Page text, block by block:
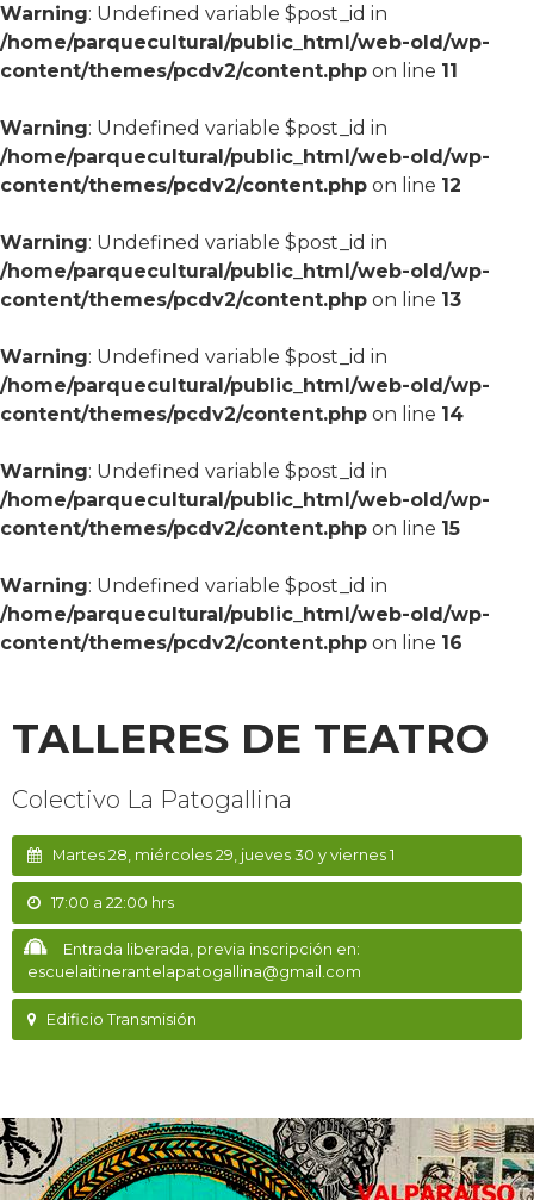
Warning: Undefined variable $post_id in
/home/parquecultural/public_html/web-old/wp-
content/themes/pcdv2/content.php on line 11
Warning: Undefined variable $post_id in
/home/parquecultural/public_html/web-old/wp-
content/themes/pcdv2/content.php on line 12
Warning: Undefined variable $post_id in
/home/parquecultural/public_html/web-old/wp-
content/themes/pcdv2/content.php on line 13
Warning: Undefined variable $post_id in
/home/parquecultural/public_html/web-old/wp-
content/themes/pcdv2/content.php on line 14
Warning: Undefined variable $post_id in
/home/parquecultural/public_html/web-old/wp-
content/themes/pcdv2/content.php on line 15
Warning: Undefined variable $post_id in
/home/parquecultural/public_html/web-old/wp-
content/themes/pcdv2/content.php on line 16
TALLERES DE TEATRO
Colectivo La Patogallina
Martes 28, miércoles 29, jueves 30 y viernes 1
17:00 a 22:00 hrs
Entrada liberada, previa inscripción en:
escuelaitinerantelapatogallina@gmail.com
Edificio Transmisión